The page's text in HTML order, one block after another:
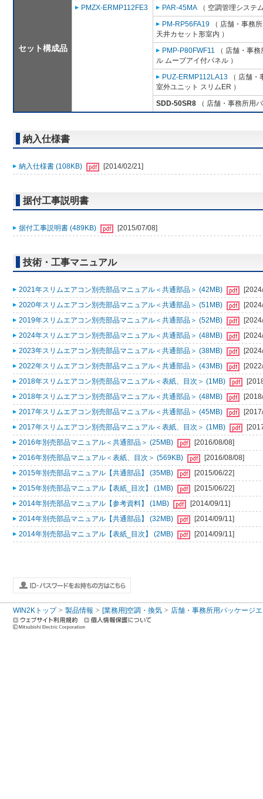
セット構成品
PMZX-ERMP112FE3
PAR-45MA （ 空調管理システ
PM-RP56FA19 （ 店舗・事務
天井カセット形室内 ）
PMP-P80FWF11 （ 店舗・事
ル ムーブアイ付パネル ）
PUZ-ERMP112LA13 （ 店舗
室外ユニット スリムER ）
SDD-50SR8 （ 店舗・事務所用
納入仕様書
納入仕様書 (108KB) [2014/02/21]
据付工事説明書
据付工事説明書 (489KB) [2015/07/08]
技術・工事マニュアル
2021年スリムエアコン別売部品マニュアル＜共通部品＞ (42MB)
2020年スリムエアコン別売部品マニュアル＜共通部品＞ (51MB)
2019年スリムエアコン別売部品マニュアル＜共通部品＞ (52MB)
2024年スリムエアコン別売部品マニュアル＜共通部品＞ (48MB)
2023年スリムエアコン別売部品マニュアル＜共通部品＞ (38MB)
2022年スリムエアコン別売部品マニュアル＜共通部品＞ (43MB)
2018年スリムエアコン別売部品マニュアル＜表紙、目次＞ (1MB)
2018年スリムエアコン別売部品マニュアル＜共通部品＞ (48MB)
2017年スリムエアコン別売部品マニュアル＜共通部品＞ (45MB)
2017年スリムエアコン別売部品マニュアル＜表紙、目次＞ (1MB)
2016年別売部品マニュアル＜共通部品＞ (25MB)
[2016/08/08]
2016年別売部品マニュアル＜表紙、目次＞ (569KB)
[2016/08/08]
2015年別売部品マニュアル【共通部品】 (35MB)
[2015/06/22]
2015年別売部品マニュアル【表紙_目次】 (1MB)
[2015/06/22]
2014年別売部品マニュアル【参考資料】 (1MB)
[2014/09/11]
2014年別売部品マニュアル【共通部品】 (32MB)
[2014/09/11]
2014年別売部品マニュアル【表紙_目次】 (2MB)
[2014/09/11]
WIN2Kトップ 製品情報 [業務用]空調・換気 店舗・事務所用パッケージ